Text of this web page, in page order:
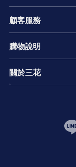
顧客服務
購物說明
關於三花